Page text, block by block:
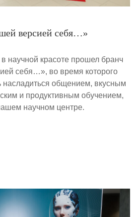
версией себя…»
научной красоте прошел бранч
себя…», во время которого
насладиться общением, вкусным
и продуктивным обучением,
научном центре.